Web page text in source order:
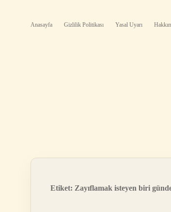
Anasayfa Gizlilik Politikası Yasal Uyarı
Etiket: Zayıflamak isteyen biri